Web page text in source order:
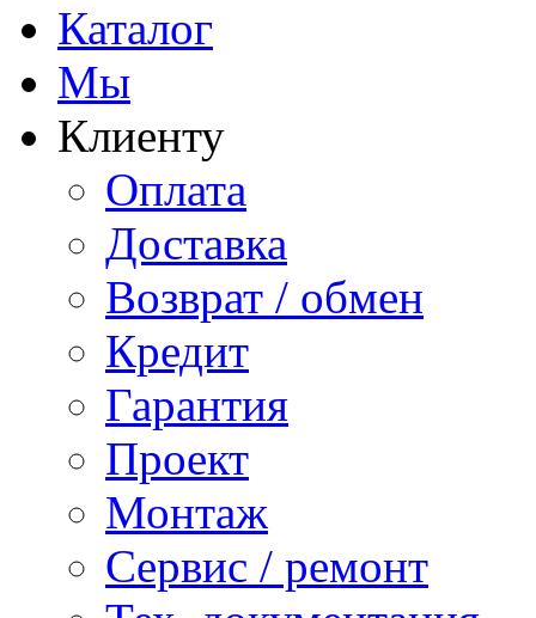
Каталог
Мы
Клиенту
Оплата
Доставка
Возврат / обмен
Кредит
Гарантия
Проект
Монтаж
Сервис / ремонт